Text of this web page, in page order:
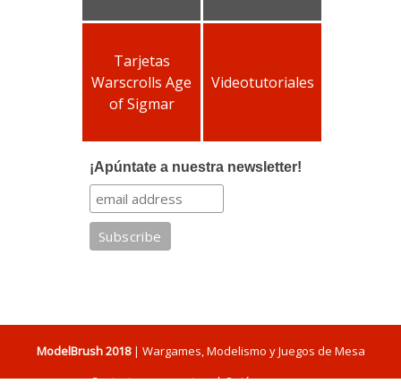
Tarjetas
Warscrolls Age
of Sigmar
Videotutoriales
¡Apúntate a nuestra newsletter!
ModelBrush 2018| Wargames, Modelismo y Juegos de Mesa
Contacta con nosotros|Quiénes somos